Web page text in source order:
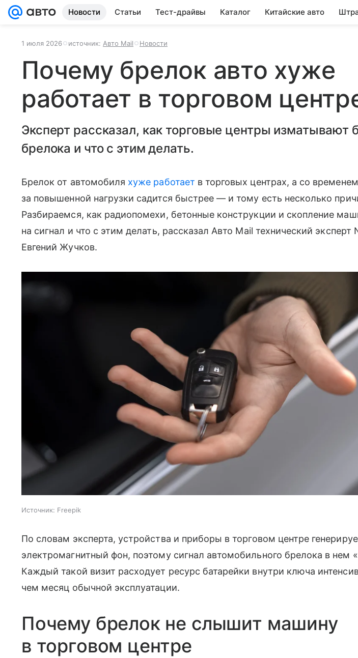
Новости Статьи Тест-драйвы Каталог Китайские авто
1 июля 2026 источник: Авто Mail Новости
Почему брелок авто хуже
работает в торговом
Эксперт рассказал, как торговые центры изматывают
брелока и что с этим делать.
Брелок от автомобиля хуже работает в торговых центрах, а со
за повышенной нагрузки садится быстрее — и тому есть несколько
Разбираемся, как радиопомехи, бетонные конструкции и скопление
на сигнал и что с этим делать, рассказал Авто Mail технический эксперт
Евгений Жучков.
Источник: Freepik
По словам эксперта, устройства и приборы в торговом центре
электромагнитный фон, поэтому сигнал автомобильного брелока в нем
Каждый такой визит расходует ресурс батарейки внутри ключа
чем месяц обычной эксплуатации.
Почему брелок не слышит машину
в торговом центре